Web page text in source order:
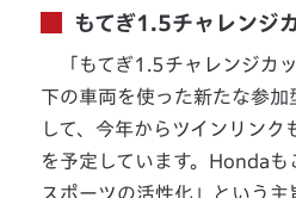
もてぎ1.5チャレンジ
「もてぎ1.5チャレンジカ
下の車両を使った新たな参加
して、今年からツインリン
を予定しています。Honda
スポーツの活性化」という